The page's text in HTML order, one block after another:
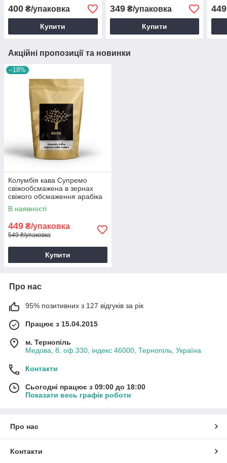
зернах
400 ₴/упаковка
Купити
свіжообсмажена,
Guatemala
349₴/упаковка
Купити
під
449
Акційні пропозиції та новинки
–18%
Колумбія кава Супремо
свіжообсмажена в зернах
свіжого обсмаження арабіка
для кав'ярні 250 г
В наявності
449 ₴/упаковка
549 ₴/упаковка
Купити
Про нас
95% позитивних з 127 відгуків за рік
Працює з 15.04.2015
м. Тернопіль
Медова, 8, оф.330, індекс 46000, Тернопіль, Україна
Контакти
Сьогодні працює з 09:00 до 18:00
Показати весь графік роботи
Про нас
Контакти